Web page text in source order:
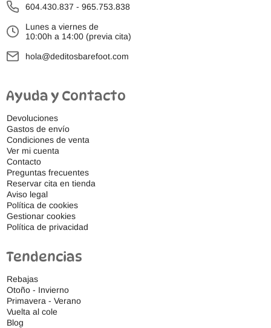
604.430.837 - 965.753.838
Lunes a viernes de
10:00h a 14:00 (previa cita)
hola@deditosbarefoot.com
Ayuda y Contacto
Devoluciones
Gastos de envío
Condiciones de venta
Ver mi cuenta
Contacto
Preguntas frecuentes
Reservar cita en tienda
Aviso legal
Política de cookies
Gestionar cookies
Política de privacidad
Tendencias
Rebajas
Otoño - Invierno
Primavera - Verano
Vuelta al cole
Blog